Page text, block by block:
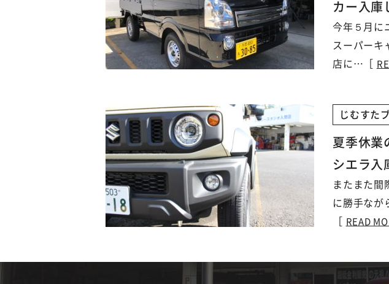
カー入庫
今年５月に
スーパーキ
店に…［
じむすた
夏季休業
シエラ入
またまた間
に勝手なが
READ